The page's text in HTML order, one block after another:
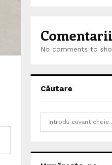
No comments to
Căutare